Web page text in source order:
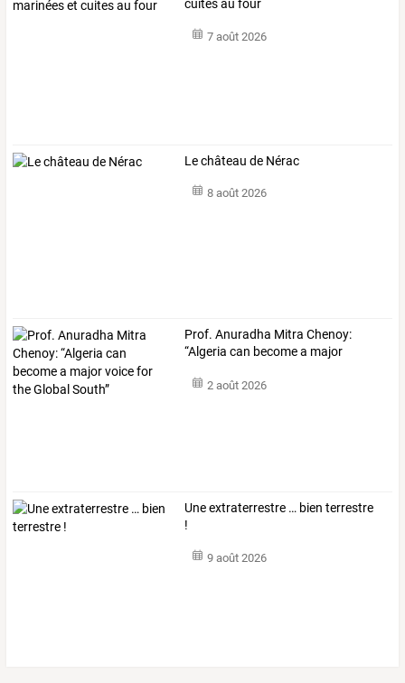
cuites au four
7 août 2026
Le château de Nérac
8 août 2026
Prof. Anuradha Mitra Chenoy:
“Algeria can becomea major
2 août 2026
Une extraterrestre … bien terrestre
!
9 août 2026